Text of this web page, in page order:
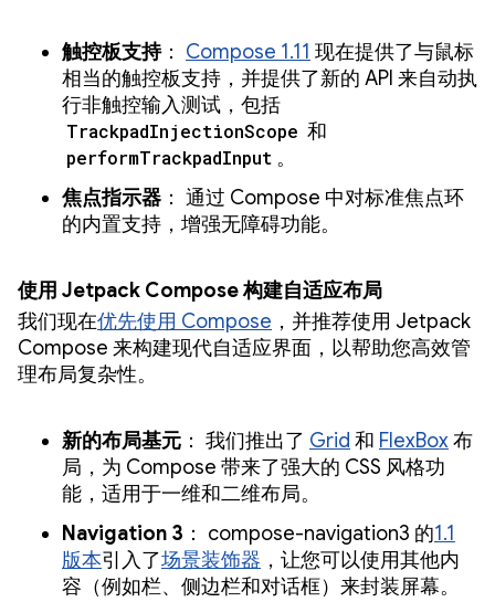
触控板支持： Compose 1.11 现在提供了与鼠标
相当的触控板支持，并提供了新的 API 来自动执
行非触控输入测试，包括
TrackpadInjectionScope 和
performTrackpadInput 。
焦点指示器 ： 通过 Compose 中对标准焦点环
的内置支持，增强无障碍功能。
使用 Jetpack Compose 构建自适应布局
我们现在优先使用 Compose ，并推荐使用 Jetpack
Compose 来构建现代自适应界面，以帮助您高效管
理布局复杂性。
新的布局基元 ： 我们推出了 Grid 和 FlexBox布
局，为 Compose 带来了强大的 CSS 风格功
能，适用于一维和二维布局。
Navigation 3 ： compose-navigation3 的1.1
版本引入了场景装饰器 ，让您可以使用其他内
容（例如栏、侧边栏和对话框）来封装屏幕。